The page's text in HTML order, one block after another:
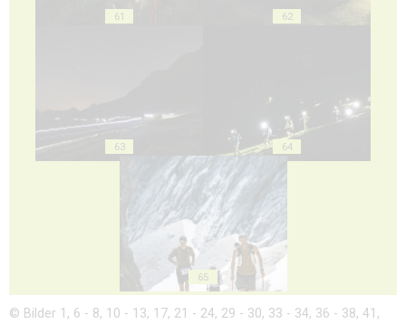
61 62
63 64
65
© Bilder 1, 6 - 8, 10 - 13, 17, 21 - 24, 29 - 30, 33 - 34, 36 - 38, 41,